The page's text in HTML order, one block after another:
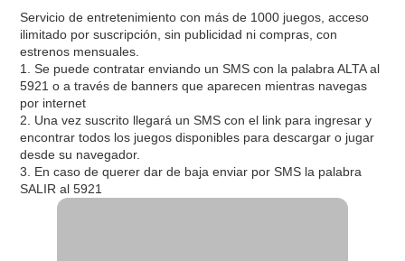
Servicio de entretenimiento con más de 1000 juegos, acceso
ilimitado por suscripción, sin publicidad ni compras, con
estrenos mensuales.
1. Se puede contratar enviando un SMS con la palabra ALTA al
5921 o a través de banners que aparecen mientras navegas
por internet
2. Una vez suscrito llegará un SMS con el link para ingresar y
encontrar todos los juegos disponibles para descargar o jugar
desde su navegador.
3. En caso de querer dar de baja enviar por SMS la palabra
SALIR al 5921